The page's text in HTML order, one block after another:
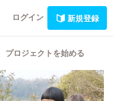
ログイン 新規登録
プロジェクトを始める